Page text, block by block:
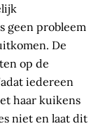
geen probleem
De
op de
iedereen
haar kuikens
niet en laat dit